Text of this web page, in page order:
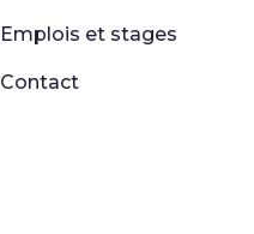
Emplois et stages
Contact